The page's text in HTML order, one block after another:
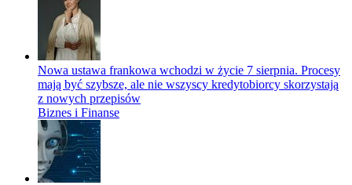
Nowa ustawa frankowa wchodzi w życie 7 sierpnia. Procesy
mają być szybsze, ale nie wszyscy kredytobiorcy skorzystają
z nowych przepisów
Biznes i Finanse